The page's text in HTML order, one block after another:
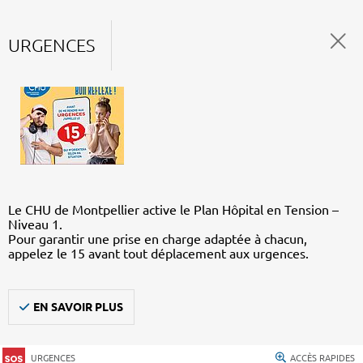
URGENCES
Le CHU de Montpellier active le Plan Hôpital en Tension –
Niveau 1.
Pour garantir une prise en charge adaptée à chacun,
appelez le 15 avant tout déplacement aux urgences.
EN SAVOIR PLUS
URGENCES ACCÈS RAPIDES